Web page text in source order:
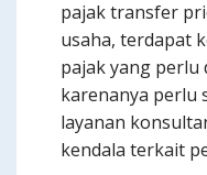
pajak transfer
usaha, terdapat
pajak yang perlu
karenanya perlu
layanan
kendala terkait